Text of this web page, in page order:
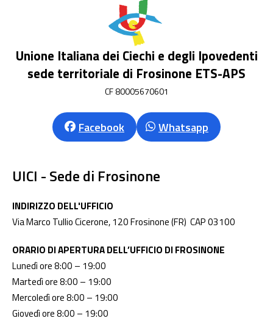
Unione Italiana dei Ciechi e degli Ipovedenti
sede territoriale di Frosinone ETS-APS
CF 80005670601
Facebook Whatsapp
UICI - Sede di Frosinone
INDIRIZZO DELL'UFFICIO
Via Marco Tullio Cicerone, 120 Frosinone (FR) CAP 03100
ORARIO DI APERTURA DELL’UFFICIO DI FROSINONE
Lunedì ore 8:00 – 19:00
Martedì ore 8:00 – 19:00
Mercoledì ore 8:00 – 19:00
Giovedì ore 8:00 – 19:00